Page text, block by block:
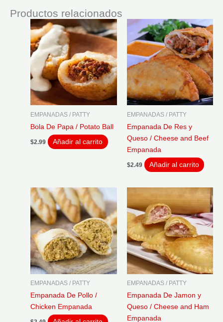
Productos relacionados
EMPANADAS / PATTY
Bola De Papa / Potato Ball
$2.99 Añadir al carrito
EMPANADAS / PATTY
Empanada De Res y
Queso / Cheese and Beef
Empanada
$2.49 Añadir al carrito
EMPANADAS / PATTY
Empanada De Pollo /
Chicken Empanada
EMPANADAS / PATTY
Empanada De Jamon y
Queso / Cheese and Ham
Empanada